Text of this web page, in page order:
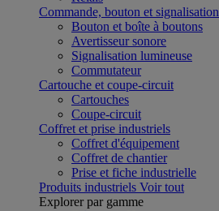
Commande, bouton et signalisation
Bouton et boîte à boutons
Avertisseur sonore
Signalisation lumineuse
Commutateur
Cartouche et coupe-circuit
Cartouches
Coupe-circuit
Coffret et prise industriels
Coffret d'équipement
Coffret de chantier
Prise et fiche industrielle
Produits industriels Voir tout
Explorer par gamme